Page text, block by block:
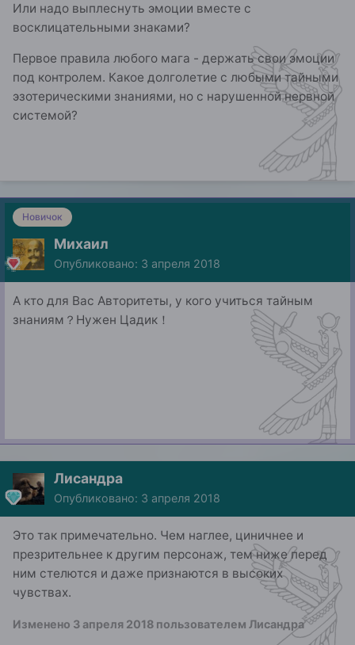
Или надо выплеснуть эмоции вместе с
восклицательными знаками?
Первое правила любого мага - держать свои эмоции
под контролем. Какое долголетие с любыми тайными
эзотерическими знаниями, но с нарушенной нервной
системой?
Новичок
Михаил
Опубликовано: 3 апреля 2018
А кто для Вас Авторитеты, у кого учиться тайным
знаниям？Нужен Цадик！
Лисандра
Опубликовано: 3 апреля 2018
Это так примечательно. Чем наглее, циничнее и
презрительнее к другим персонаж, тем ниже перед
ним стелются и даже признаются в высоких
чувствах.
Изменено 3 апреля 2018 пользователем Лисандра